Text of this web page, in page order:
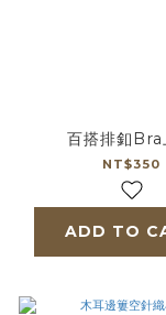
百搭排釦Bra
NT$350
ADD TO